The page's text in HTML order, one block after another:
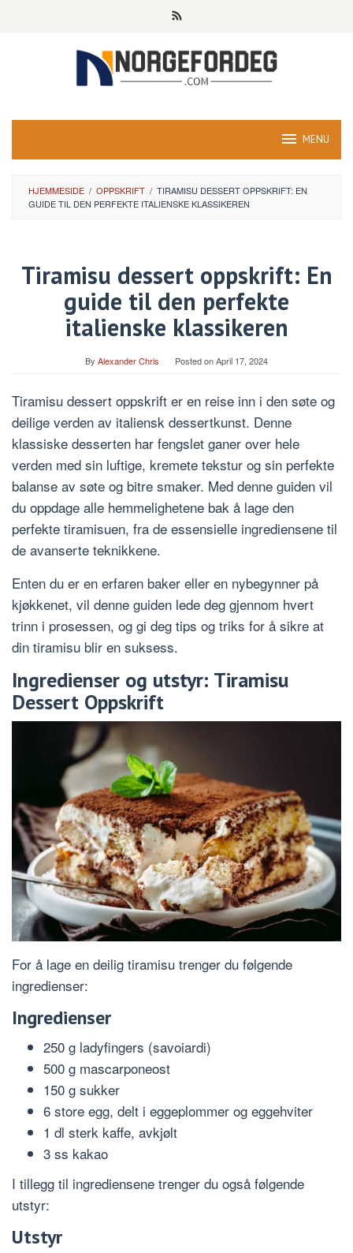
MENU
HJEMMESIDE / OPPSKRIFT / TIRAMISU DESSERT OPPSKRIFT: EN
GUIDE TIL DEN PERFEKTE ITALIENSKE KLASSIKEREN
Tiramisu dessert oppskrift: En
guide til den perfekte
italienske klassikeren
By Alexander Chris Posted onApril 17, 2024
Tiramisu dessert oppskrift er en reise inn i den søte og
deilige verden av italiensk dessertkunst. Denne
klassiske desserten har fengslet ganer over hele
verden med sin luftige, kremete tekstur og sin perfekte
balanse av søte og bitre smaker. Med denne guiden vil
du oppdage alle hemmelighetene bak å lage den
perfekte tiramisuen, fra de essensielle ingrediensene til
de avanserte teknikkene.
Enten du er en erfaren baker eller en nybegynner på
kjøkkenet, vil denne guiden lede deg gjennom hvert
trinn i prosessen, og gi deg tips og triks for å sikre at
din tiramisu blir en suksess.
Ingredienser og utstyr: Tiramisu
Dessert Oppskrift
For å lage en deilig tiramisu trenger du følgende
ingredienser:
Ingredienser
250 g ladyfingers (savoiardi)
500 g mascarponeost
150 g sukker
6 store egg, delt i eggeplommer og eggehviter
1 dl sterk kaffe, avkjølt
3 ss kakao
I tillegg til ingrediensene trenger du også følgende
utstyr:
Utstyr